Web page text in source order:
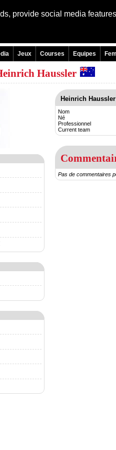
provide social media
Jeux Courses Equipes
Haussler
Heinrich Haussler
Nom
Né
Professionnel
Current team
Pas de commentaires